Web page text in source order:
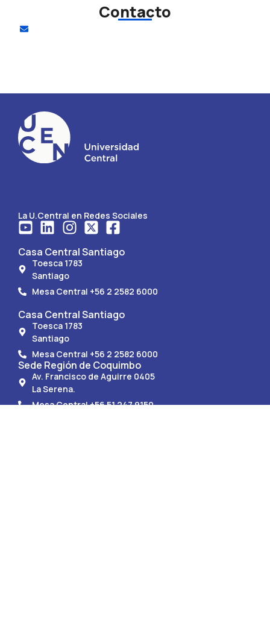
Contacto
La U.Central en Redes Sociales
Casa Central Santiago
Toesca 1783
Santiago
Mesa Central +56 2 2582 6000
Casa Central Santiago
Toesca 1783
Santiago
Mesa Central +56 2 2582 6000
Sede Región de Coquimbo
Av. Francisco de Aguirre 0405
La Serena.
Mesa Central +56 51 247 9150